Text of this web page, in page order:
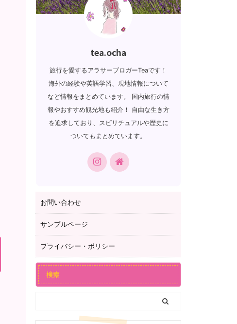
tea.ocha
旅行を愛するアラサーブロガーTeaです！
海外の経験や英語学習、現地情報について
など情報をまとめています。 国内旅行の情
報やおすすめ観光地も紹介！ 自由な生き方
を追求しており、スピリチュアルや歴史に
ついてもまとめています。
お問い合わせ
サンプルページ
プライバシー・ポリシー
検索